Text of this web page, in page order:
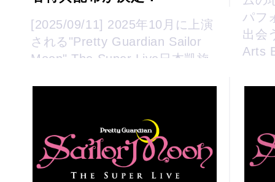
[2025/09/11] 2025年10月に上演
される"Pretty Guardian Sailor
Moon" The Super Live日本凱旋
パフ
出会
Arts